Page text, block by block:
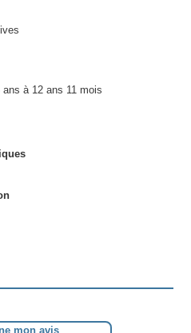
ans à 12 ans 11 mois
mon avis